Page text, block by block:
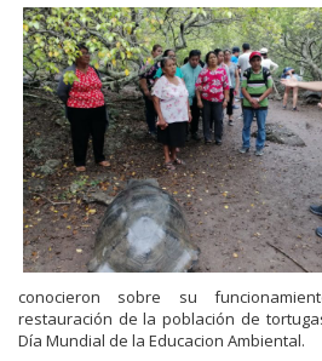
conocieron sobre su
restauración de la población de
Día Mundial de la Educacion Ambiental.